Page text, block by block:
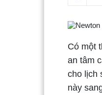
Có một
an tâm
cho lịch
này